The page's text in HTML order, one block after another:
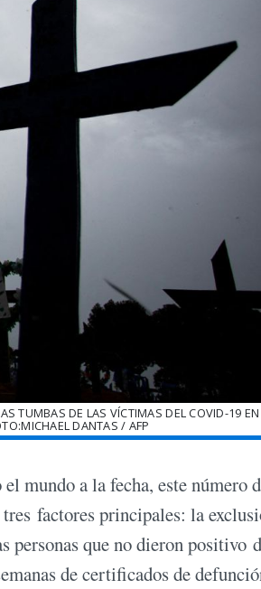
TUMBAS DE LAS VÍCTIMAS DEL COVID-19 EN
DANTAS / AFP
mundo a la fecha, este número
factores principales: la
personas que no dieron positivo
de certificados de